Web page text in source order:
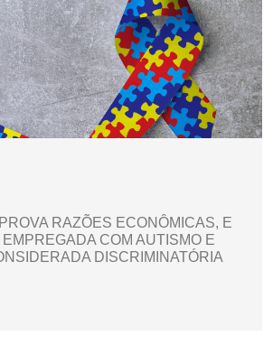
RAZÕES ECONÔMICAS, E
COM AUTISMO E
DISCRIMINATÓRIA